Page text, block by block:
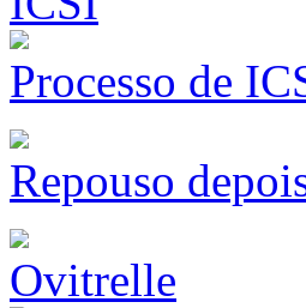
Processo de
Repouso
Ovitrelle